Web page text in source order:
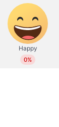
ശബരിമല